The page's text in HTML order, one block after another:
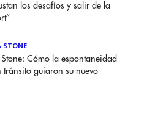
los desafíos y salir de la
STONE
Cómo la espontaneidad
tránsito guiaron su nuevo